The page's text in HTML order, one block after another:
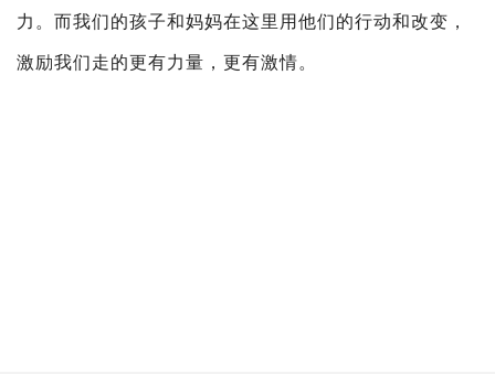
力。而我们的孩子和妈妈在这里用他们的行动和改变，
激励我们走的更有力量，更有激情。